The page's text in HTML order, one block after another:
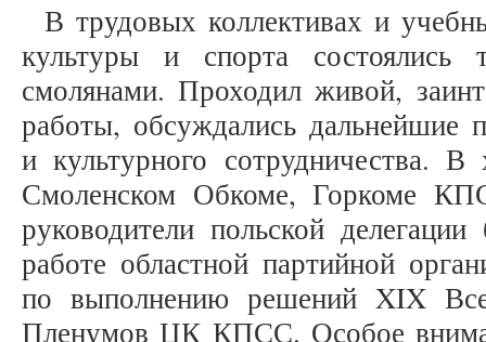
В трудовых коллективах и
культуры и спорта состоялись
смолянами. Проходил живой,
работы, обсуждались дальнейшие
и культурного сотрудничества.
Смоленском Обкоме, Горкоме
руководители польской
работе областной партийной
по выполнению решений XIX
Пленумов ЦК КПСС. Особое